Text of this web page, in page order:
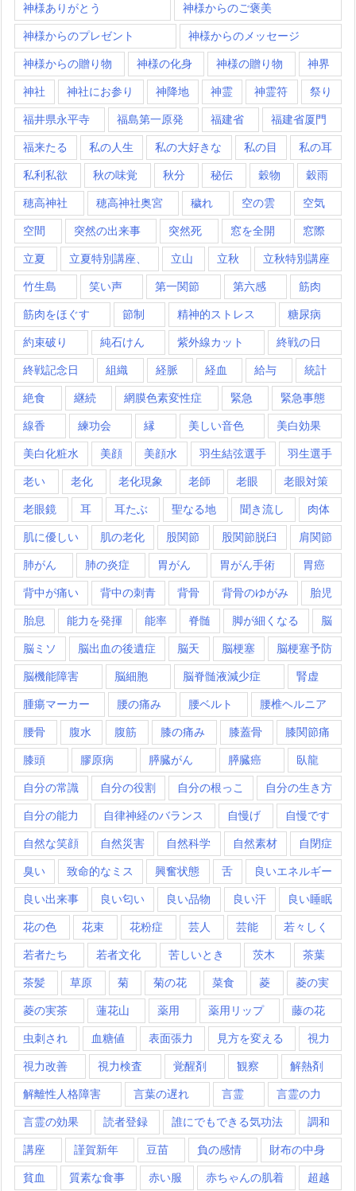
神様ありがとう 神様からのご褒美
神様からのプレゼント 神様からのメッセージ
神様からの贈り物 神様の化身 神様の贈り物 神界
神社 神社にお参り 神降地 神霊 神霊符 祭り
福井県永平寺 福島第一原発 福建省 福建省厦門
福来たる 私の人生 私の大好きな 私の目 私の耳
私利私欲 秋の味覚 秋分 秘伝 穀物 穀雨
穂高神社 穂高神社奥宮 穢れ 空の雲 空気
空間 突然の出来事 突然死 窓を全開 窓際
立夏 立夏特別講座、 立山 立秋 立秋特別講座
竹生島 笑い声 第一関節 第六感 筋肉
筋肉をほぐす 節制 精神的ストレス 糖尿病
約束破り 純石けん 紫外線カット 終戦の日
終戦記念日 組織 経脈 経血 給与 統計
絶食 継続 網膜色素変性症 緊急 緊急事態
線香 練功会 縁 美しい音色 美白効果
美白化粧水 美顔 美顔水 羽生結弦選手 羽生選手
老い 老化 老化現象 老師 老眼 老眼対策
老眼鏡 耳 耳たぶ 聖なる地 聞き流し 肉体
肌に優しい 肌の老化 股関節 股関節脱臼 肩関節
肺がん 肺の炎症 胃がん 胃がん手術 胃癌
背中が痛い 背中の刺青 背骨 背骨のゆがみ 胎児
胎息 能力を発揮 能率 脊髄 脚が細くなる 脳
脳ミソ 脳出血の後遺症 脳天 脳梗塞 脳梗塞予防
脳機能障害 脳細胞 脳脊髄液減少症 腎虚
腫瘍マーカー 腰の痛み 腰ベルト 腰椎ヘルニア
腰骨 腹水 腹筋 膝の痛み 膝蓋骨 膝関節痛
膝頭 膠原病 膵臓がん 膵臓癌 臥龍
自分の常識 自分の役割 自分の根っこ 自分の生き方
自分の能力 自律神経のバランス 自慢げ 自慢です
自然な笑顔 自然災害 自然科学 自然素材 自閉症
臭い 致命的なミス 興奮状態 舌 良いエネルギー
良い出来事 良い匂い 良い品物 良い汗 良い睡眠
花の色 花束 花粉症 芸人 芸能 若々しく
若者たち 若者文化 苦しいとき 茨木 茶葉
茶髪 草原 菊 菊の花 菜食 菱 菱の実
菱の実茶 蓮花山 薬用 薬用リップ 藤の花
虫刺され 血糖値 表面張力 見方を変える 視力
視力改善 視力検査 覚醒剤 観察 解熱剤
解離性人格障害 言葉の遅れ 言霊 言霊の力
言霊の効果 読者登録 誰にでもできる気功法 調和
講座 謹賀新年 豆苗 負の感情 財布の中身
貧血 質素な食事 赤い服 赤ちゃんの肌着 超越